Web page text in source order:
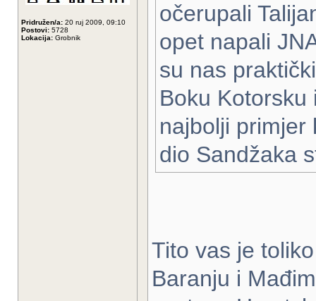
Pridružen/a: 20 ruj 2009, 09:10
Postovi: 5728
Lokacija: Grobnik
očerupali
opet napali
su nas
Boku Kotorsku
najbolji primjer
dio Sandžaka
Tito vas je
Baranju i